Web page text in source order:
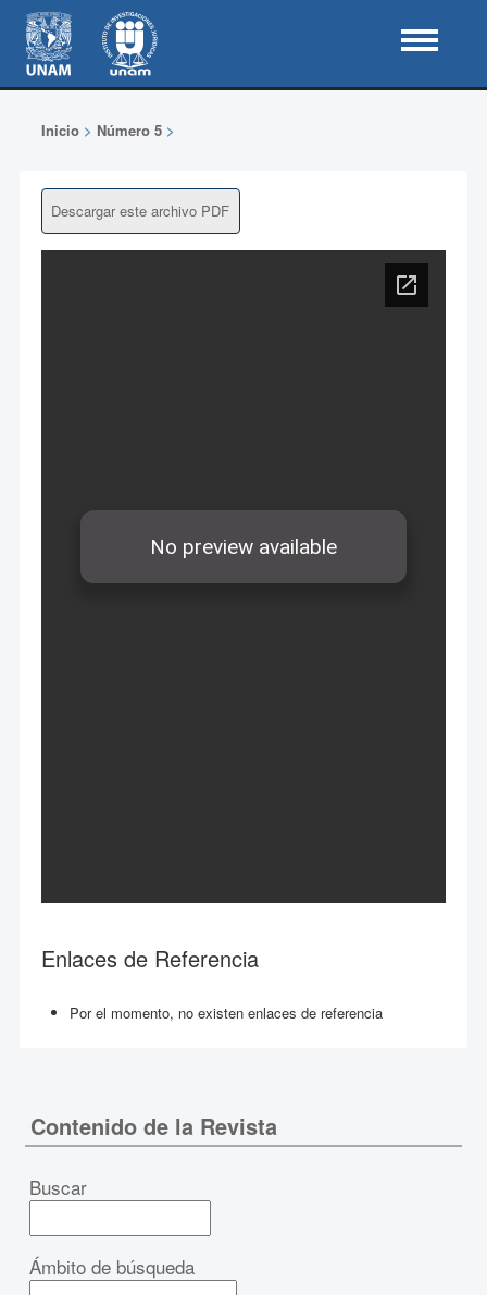
Inicio> Número 5>
Descargar este archivo PDF
Enlaces de Referencia
Por el momento, no existen enlaces de referencia
Contenido de la Revista
Buscar
Ámbito de búsqueda